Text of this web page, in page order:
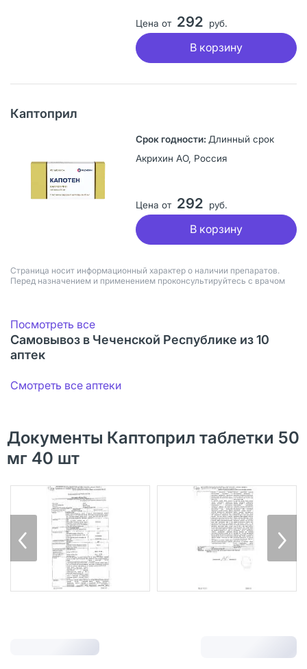
Цена от 292 руб.
В корзину
Каптоприл
Длинный срок
Акрихин АО, Россия
Цена от 292 руб.
В корзину
Страница носит информационный характер о наличии препаратов.
Перед назначением и применением проконсультируйтесь с врачом
Посмотреть все
Самовывоз в Чеченской Республике из 10
аптек
Смотреть все аптеки
Документы Каптоприл таблетки 50
мг 40 шт